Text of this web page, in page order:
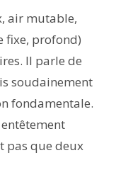
air mutable,
fixe, profond)
Il parle de
soudainement
fondamentale.
pas que deux